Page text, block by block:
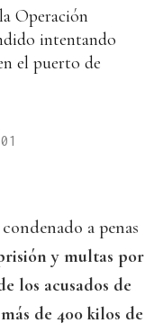
Operación
intentando
el puerto de
a penas
y multas por
los acusados de
de 400 kilos de